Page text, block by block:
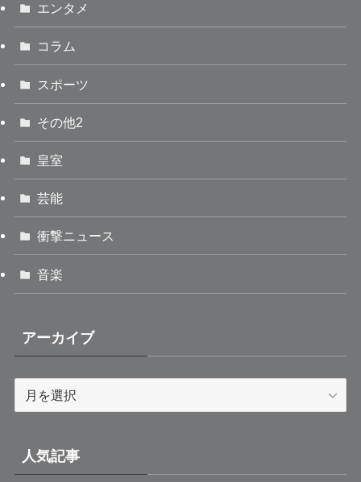
エンタメ
コラム
スポーツ
その他2
皇室
芸能
衝撃ニュース
音楽
アーカイブ
ブ
人気記事